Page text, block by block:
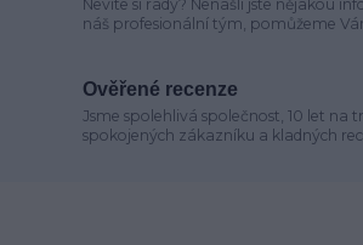
Nevíte si rady? Nenašli jste nějakou
náš profesionální tým, pomůžeme
Ověřené recenze
Jsme spolehlivá společnost, 10 let na
spokojených zákazníku a kladných